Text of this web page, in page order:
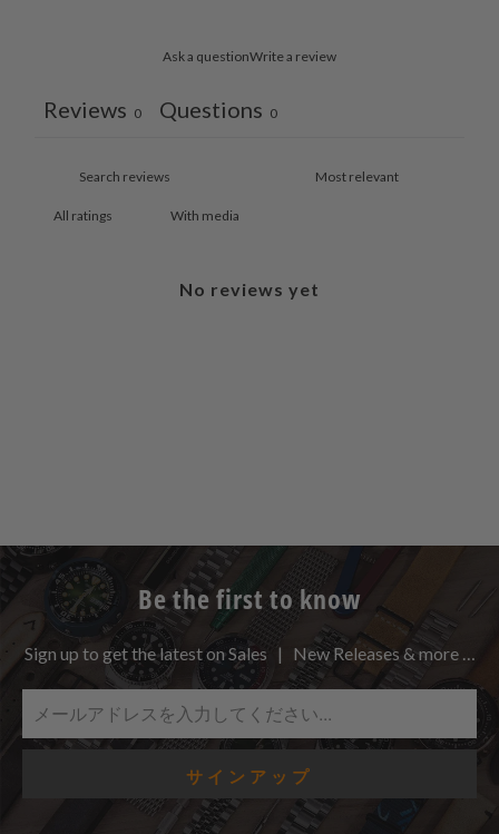
Ask a questionWrite a review
Reviews 0 Questions 0
With media
No reviews yet
Be the first to know
Sign up to get the latest on Sales | New Releases & more …